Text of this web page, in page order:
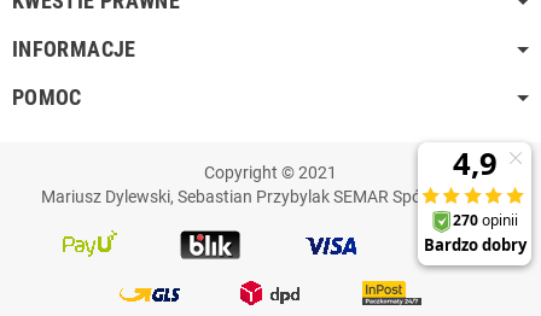
INFORMACJE
POMOC
Copyright © 2021
Mariusz Dylewski, Sebastian Przybylak SEMAR Spółka Jawna